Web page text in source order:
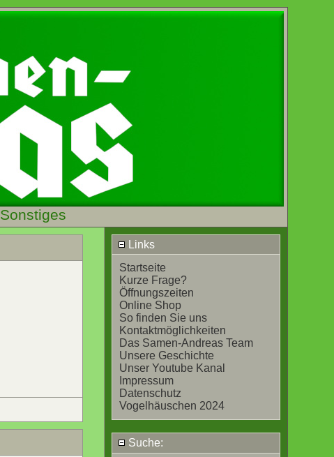
Sonstiges
Links
Startseite
Kurze Frage?
Öffnungszeiten
Online Shop
So finden Sie uns
Kontaktmöglichkeiten
Das Samen-Andreas Team
Unsere Geschichte
Unser Youtube Kanal
Impressum
Datenschutz
Vogelhäuschen 2024
Suche: